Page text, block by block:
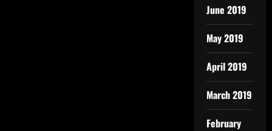
June 2019
May 2019
April 2019
March 2019
February